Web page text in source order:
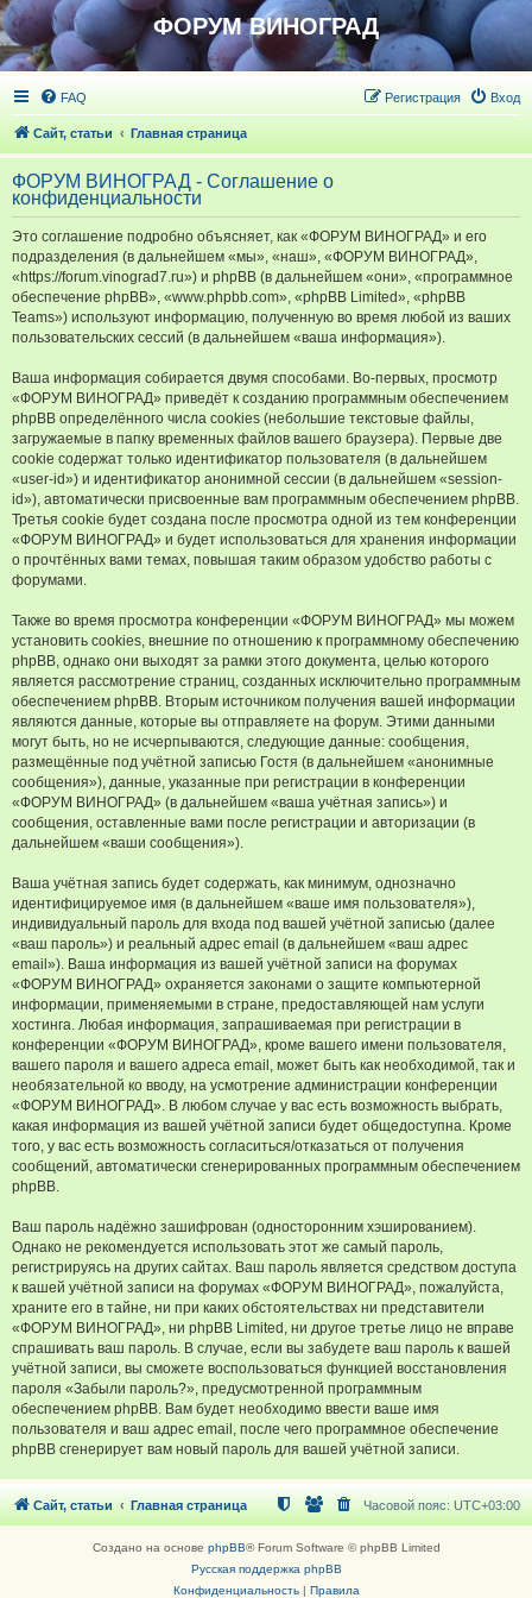
ФОРУМ ВИНОГРАД
FAQ Вход
Регистрация
Сайт, статьи Главная страница
ФОРУМ ВИНОГРАД - Соглашение о
конфиденциальности
Это соглашение подробно объясняет, как «ФОРУМ ВИНОГРАД» и его
подразделения (в дальнейшем «мы», «наш», «ФОРУМ ВИНОГРАД»,
«https://forum.vinograd7.ru») и phpBB (в дальнейшем «они», «программное
обеспечение phpBB», «www.phpbb.com», «phpBB Limited», «phpBB
Teams») используют информацию, полученную во время любой из ваших
пользовательских сессий (в дальнейшем «ваша информация»).
Ваша информация собирается двумя способами. Во-первых, просмотр
«ФОРУМ ВИНОГРАД» приведёт к созданию программным обеспечением
phpBB определённого числа cookies (небольшие текстовые файлы,
загружаемые в папку временных файлов вашего браузера). Первые две
cookie содержат только идентификатор пользователя (в дальнейшем
«user-id») и идентификатор анонимной сессии (в дальнейшем «session-
id»), автоматически присвоенные вам программным обеспечением phpBB.
Третья cookie будет создана после просмотра одной из тем конференции
«ФОРУМ ВИНОГРАД» и будет использоваться для хранения информации
о прочтённых вами темах, повышая таким образом удобство работы с
форумами.
Также во время просмотра конференции «ФОРУМ ВИНОГРАД» мы можем
установить cookies, внешние по отношению к программному обеспечению
phpBB, однако они выходят за рамки этого документа, целью которого
является рассмотрение страниц, созданных исключительно программным
обеспечением phpBB. Вторым источником получения вашей информации
являются данные, которые вы отправляете на форум. Этими данными
могут быть, но не исчерпываются, следующие данные: сообщения,
размещённые под учётной записью Гостя (в дальнейшем «анонимные
сообщения»), данные, указанные при регистрации в конференции
«ФОРУМ ВИНОГРАД» (в дальнейшем «ваша учётная запись») и
сообщения, оставленные вами после регистрации и авторизации (в
дальнейшем «ваши сообщения»).
Ваша учётная запись будет содержать, как минимум, однозначно
идентифицируемое имя (в дальнейшем «ваше имя пользователя»),
индивидуальный пароль для входа под вашей учётной записью (далее
«ваш пароль») и реальный адрес email (в дальнейшем «ваш адрес
email»). Ваша информация из вашей учётной записи на форумах
«ФОРУМ ВИНОГРАД» охраняется законами о защите компьютерной
информации, применяемыми в стране, предоставляющей нам услуги
хостинга. Любая информация, запрашиваемая при регистрации в
конференции «ФОРУМ ВИНОГРАД», кроме вашего имени пользователя,
вашего пароля и вашего адреса email, может быть как необходимой, так и
необязательной ко вводу, на усмотрение администрации конференции
«ФОРУМ ВИНОГРАД». В любом случае у вас есть возможность выбрать,
какая информация из вашей учётной записи будет общедоступна. Кроме
того, у вас есть возможность согласиться/отказаться от получения
сообщений, автоматически сгенерированных программным обеспечением
phpBB.
Ваш пароль надёжно зашифрован (односторонним хэшированием).
Однако не рекомендуется использовать этот же самый пароль,
регистрируясь на других сайтах. Ваш пароль является средством доступа
к вашей учётной записи на форумах «ФОРУМ ВИНОГРАД», пожалуйста,
храните его в тайне, ни при каких обстоятельствах ни представители
«ФОРУМ ВИНОГРАД», ни phpBB Limited, ни другое третье лицо не вправе
спрашивать ваш пароль. В случае, если вы забудете ваш пароль к вашей
учётной записи, вы сможете воспользоваться функцией восстановления
пароля «Забыли пароль?», предусмотренной программным
обеспечением phpBB. Вам будет необходимо ввести ваше имя
пользователя и ваш адрес email, после чего программное обеспечение
phpBB сгенерирует вам новый пароль для вашей учётной записи.
Сайт, статьи Главная страница Часовой пояс: UTC+03:00
Создано на основе phpBB® Forum Software © phpBB Limited
Русская поддержка phpBB
Конфиденциальность| Правила